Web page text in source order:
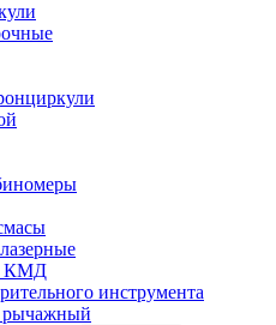
КМД
инструмента